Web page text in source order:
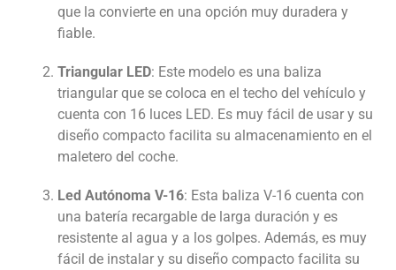
que la convierte en una opción muy duradera y
fiable.
Triangular LED: Este modelo es una baliza
triangular que se coloca en el techo del vehículo y
cuenta con 16 luces LED. Es muy fácil de usar y su
diseño compacto facilita su almacenamiento en el
maletero del coche.
Led Autónoma V-16: Esta baliza V-16 cuenta con
una batería recargable de larga duración y es
resistente al agua y a los golpes. Además, es muy
fácil de instalar y su diseño compacto facilita su